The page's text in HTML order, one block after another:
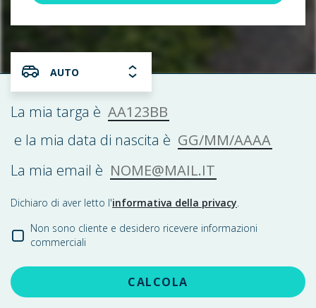
AUTO
La mia targa è AA123BB
e la mia data di nascita è GG/MM/AAAA
La mia email è NOME@MAIL.IT
Dichiaro di aver letto l'informativa della privacy.
Non sono cliente e desidero ricevere informazioni
commerciali
CALCOLA